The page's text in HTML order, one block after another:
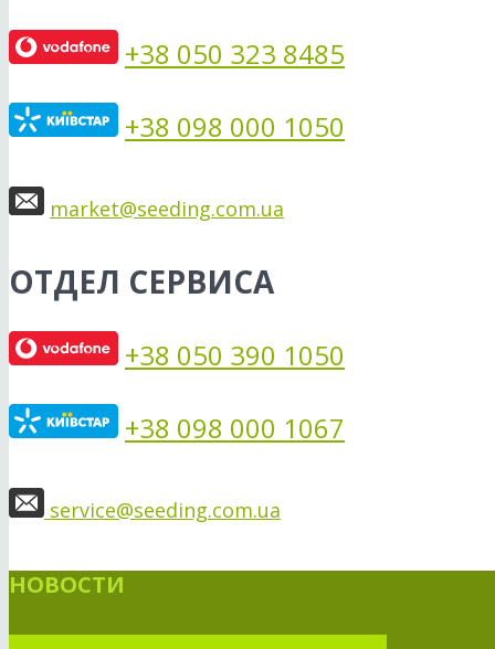
+38 050 323 8485
+38 098 000 1050
market@seeding.com.ua
ОТДЕЛ СЕРВИСА
+38 050 390 1050
+38 098 000 1067
service@seeding.com.ua
НОВОСТИ